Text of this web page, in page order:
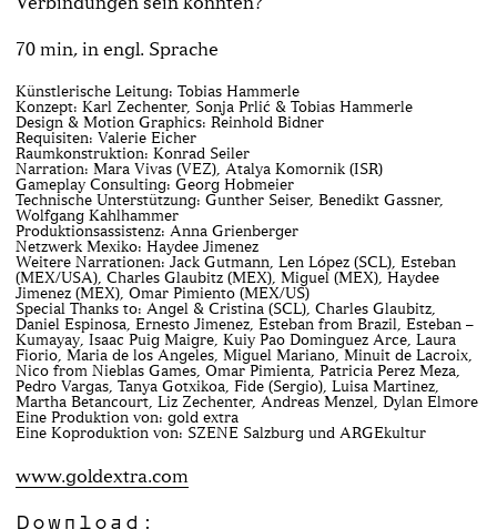
70 min, in engl. Sprache
Künstlerische Leitung: Tobias Hammerle
Konzept: Karl Zechenter, Sonja Prlić & Tobias Hammerle
Design & Motion Graphics: Reinhold Bidner
Requisiten: Valerie Eicher
Raumkonstruktion: Konrad Seiler
Narration: Mara Vivas (VEZ), Atalya Komornik (ISR)
Gameplay Consulting: Georg Hobmeier
Technische Unterstützung: Gunther Seiser, Benedikt Gassner,
Wolfgang Kahlhammer
Produktionsassistenz: Anna Grienberger
Netzwerk Mexiko: Haydee Jimenez
Weitere Narrationen: Jack Gutmann, Len López (SCL), Esteban
(MEX/USA), Charles Glaubitz (MEX), Miguel (MEX), Haydee
Jimenez (MEX), Omar Pimiento (MEX/US)
Special Thanks to: Angel & Cristina (SCL), Charles Glaubitz,
Daniel Espinosa, Ernesto Jimenez, Esteban from Brazil, Esteban –
Kumayay, Isaac Puig Maigre, Kuiy Pao Dominguez Arce, Laura
Fiorio, Maria de los Angeles, Miguel Mariano, Minuit de Lacroix,
Nico from Nieblas Games, Omar Pimienta, Patricia Perez Meza,
Pedro Vargas, Tanya Gotxikoa, Fide (Sergio), Luisa Martinez,
Martha Betancourt, Liz Zechenter, Andreas Menzel, Dylan Elmore
Eine Produktion von: gold extra
Eine Koproduktion von: SZENE Salzburg und ARGEkultur
www.goldextra.com
Download: